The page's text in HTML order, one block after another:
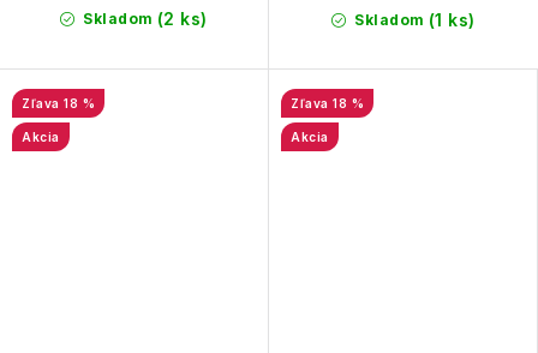
Skladom (2 ks) Skladom (1 ks)
18 %
Akcia
18 %
Akcia